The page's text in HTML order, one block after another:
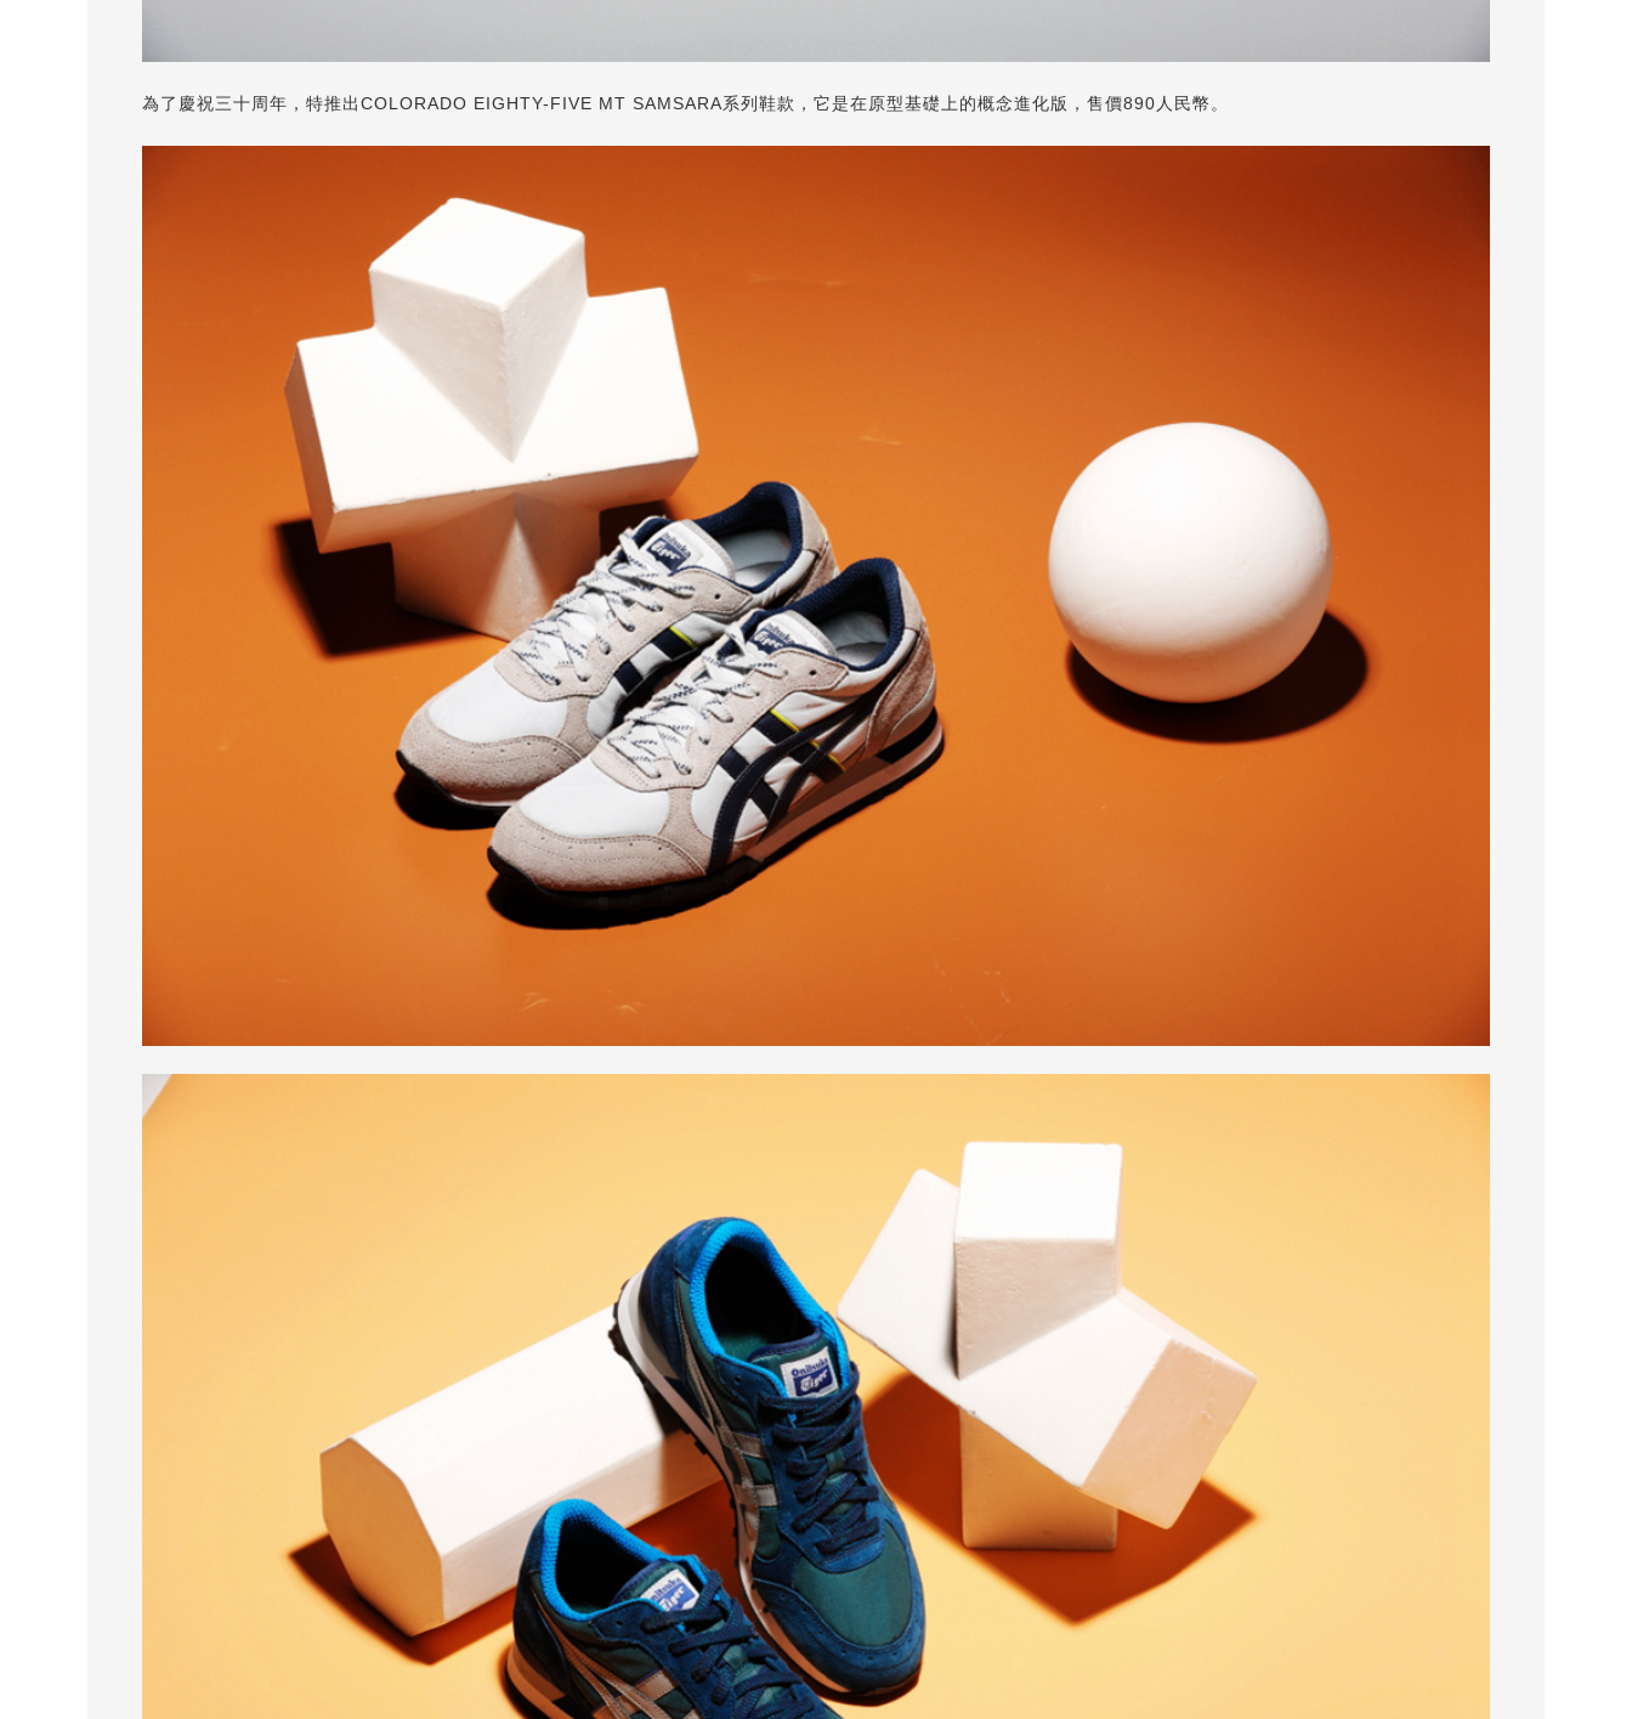
為了慶祝三十周年，特推出COLORADO EIGHTY-FIVE MT SAMSARA系列鞋款，它是在原型基礎上的概念進化版，售價890人民幣。